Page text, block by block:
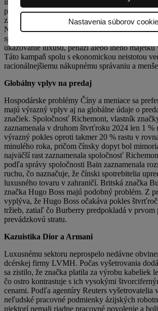
influencerom, ktorí sú známi svojím okázalým
prípade nápadných prejavov bohatstva sú ich
zablokované "pre porušovanie pravidiel
News. Známy je prípad z roku 2022, keď
správania, ktorý moderátorom zakazoval
ukazovanie luxusu, peňazí alebo iného
Táto kampaň spolu s ekonomickou neistotou
racionálnejšiemu nákupnému správaniu a
Globálny vplyv na predaj
Hospodárske problémy Číny a meniace sa
majú výrazný vplyv aj na globálne údaje o
značiek. Spoločnosť Richemont, vlastník
zaznamenala v druhom štvrťroku 2024 len 1 %
výrazný pokles oproti takmer 20 % rastu v
minulého roka, pričom čínsky dopyt bol
najväčší rast zaznamenala spoločnosť
podľa správy spoločnosti Bain zaznamenala
ruchu, čo naznačuje, že čínski spotrebitelia
luxusného tovaru v zahraničí. Britská značka
značka Hugo Boss majú podobný problém. Z
vyplýva, že Hugo Boss očakáva pokles
tržieb, zatiaľ čo Burberry predpokladá v prvom
prevádzkovú stratu.
Kazuistika Dior a Armani
Luxusnému sektoru neprospelo nedávne
dcérskej firmy LVMH. Počas vyšetrovania
sa zistilo, že značka platila za výrobu kabeliek
čo ostro kontrastuje s ich vysokými
cenami. Podľa agentúry Reuters vyšetrovatelia
neľudské pracovné podmienky ázijských
niektorí nemali riadne pracovné povolenie a
Nastavenia súborov cookie